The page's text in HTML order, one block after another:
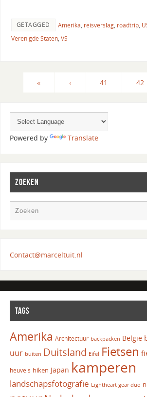
GETAGGED Amerika, reisverslag, roadtrip,
Verenigde Staten, VS
« ‹ 41 42
Powered by Translate
ZOEKEN
Contact@marceltuit.nl
TAGS
Amerika Architectuur backpacken Belgie
uur buiten Duitsland Eifel Fietsen
heuvels hiken Japan kamperen
landschapsfotografie Lightheart gear duo